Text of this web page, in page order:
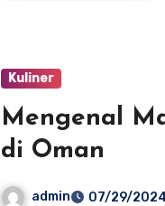
Kuliner
Mengenal
di Oman
admin 07/29/2024